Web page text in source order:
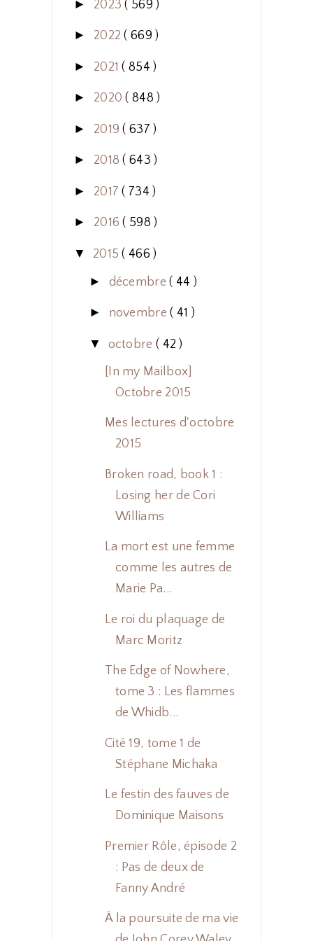
► 2023( 569 )
► 2022( 669 )
► 2021( 854 )
► 2020( 848 )
► 2019( 637 )
► 2018( 643 )
► 2017( 734 )
► 2016( 598 )
▼ 2015( 466 )
► décembre( 44 )
► novembre( 41 )
▼ octobre ( 42 )
[In my Mailbox]
Octobre 2015
Mes lectures d'octobre
2015
Broken road, book 1 :
Losing her de Cori
Williams
La mort est une femme
comme les autres de
Marie Pa...
Le roi du plaquage de
Marc Moritz
The Edge of Nowhere,
tome 3 : Les flammes
de Whidb...
Cité 19, tome 1 de
Stéphane Michaka
Le festin des fauves de
Dominique Maisons
Premier Rôle, épisode 2
: Pas de deux de
Fanny André
À la poursuite de ma vie